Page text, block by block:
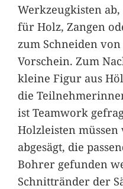
Werkzeugkisten
für Holz, Zangen
zum Schneiden
Vorschein. Zum
kleine Figur aus
die
ist Teamwork
Holzleisten müssen
abgesägt, die
Bohrer gefunden
Schnittränder der